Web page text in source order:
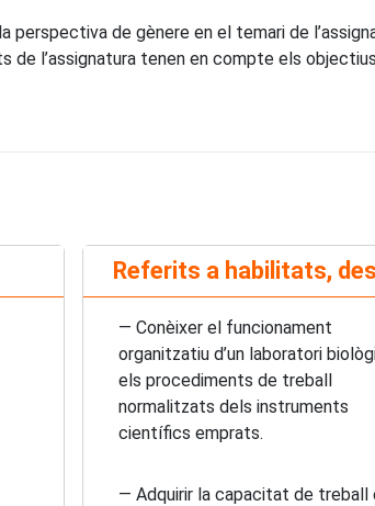
perspectiva de gènere en el temari de
de l’assignatura tenen en compte els
Referits a habilitats,
— Conèixer el funcionament
organitzatiu d’un laboratori
els procediments de treball
normalitzats dels instruments
científics emprats.
— Adquirir la capacitat de treball